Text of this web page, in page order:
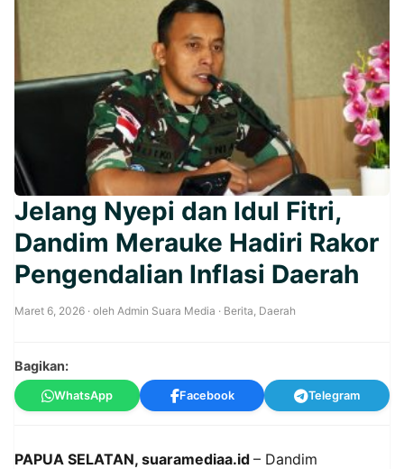
Jelang Nyepi dan Idul Fitri,
Dandim Merauke Hadiri Rakor
Pengendalian Inflasi Daerah
Maret 6, 2026 · oleh Admin Suara Media · Berita, Daerah
Bagikan:
WhatsApp Facebook Telegram
PAPUA SELATAN, suaramediaa.id – Dandim